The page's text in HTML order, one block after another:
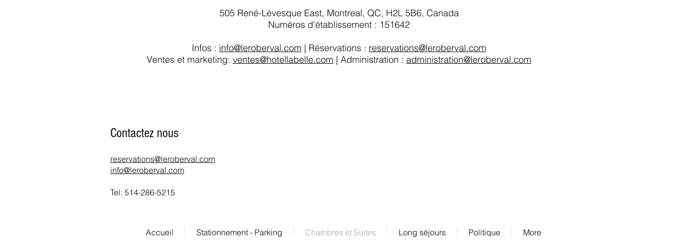
505 René-Lévesque East, Montreal, QC, H2L 5B6, Canada
Numéros d'établissement : 151642
Infos : info@leroberval.com | Réservations : reservations@leroberval.com
​Ventes et marketing: ventes@hotellabelle.com | Administration : administration@leroberval.com
Contactez nous
reservations@leroberval.com
info@leroberval.com
Tel: 514-286-5215
Accueil Stationnement - Parking Chambres et Suites Long séjours Politique More